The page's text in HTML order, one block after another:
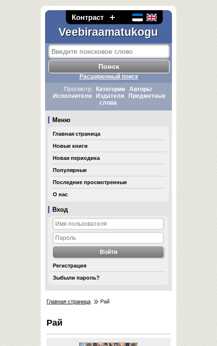
Контраст
Veebiraamatukogu
Вход
Регистрация
Зыбыли пароль?
Расширенный поиск
Просмотр:
Категории
Авторы
Исполнители
Издатели
Предметные
слова
Меню
Главная страница
Новые книги
Новая периодика
Популярные
Последние просмотренные
О нас
Главная страница Рай
Рай